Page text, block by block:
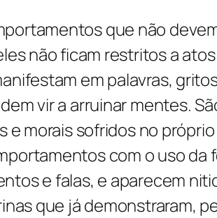
que não
não ficam restritos a
em palavras,
vir a arruinar mentes.
e morais sofridos no
com o uso da
e falas, e aparecem
que já demonstraram,